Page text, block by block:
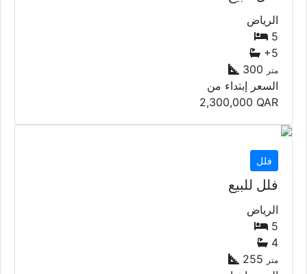
الرياض
5
+5
300 متر
السعر إبتداء من
2,300,000 QAR
فلل
فلل للبيع
الرياض
5
4
255 متر